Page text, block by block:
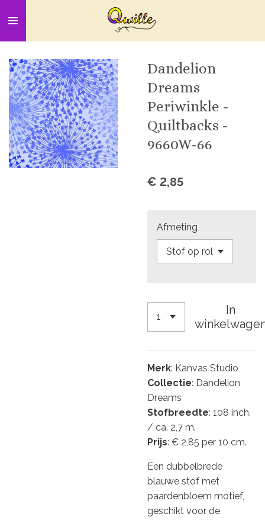
direct
naar
de
hoofdinhoud
Dandelion
Dreams
Periwinkle -
Quiltbacks -
9660W-66
€ 2,85
Afmeting
In
Merk: Kanvas Studio
Collectie: Dandelion
Dreams
Stofbreedte: 108 inch.
/ ca. 2,7 m.
Prijs: € 2,85 per 10 cm.
Een dubbelbrede
blauwe stof met
paardenbloem motief,
geschikt voor de